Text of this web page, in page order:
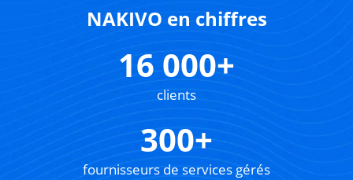
NAKIVO en chiffres
16 000+
clients
300+
fournisseurs de services gérés